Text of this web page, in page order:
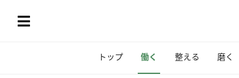
トップ 働く 整える 磨く